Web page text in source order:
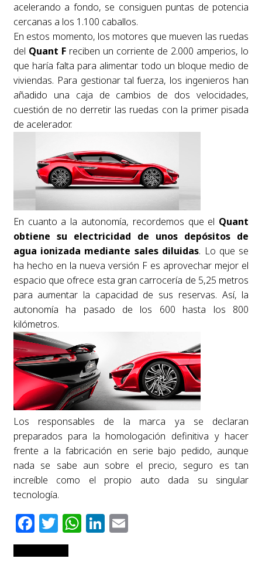
acelerando a fondo, se consiguen puntas de potencia
cercanas a los 1.100 caballos.
En estos momento, los motores que mueven las ruedas
del Quant F reciben un corriente de 2.000 amperios, lo
que haría falta para alimentar todo un bloque medio de
viviendas. Para gestionar tal fuerza, los ingenieros han
añadido una caja de cambios de dos velocidades,
cuestión de no derretir las ruedas con la primer pisada
de acelerador.
En cuanto a la autonomía, recordemos que el Quant
obtiene su electricidad de unos depósitos de
agua ionizada mediante sales diluidas. Lo que se
ha hecho en la nueva versión F es aprovechar mejor el
espacio que ofrece esta gran carrocería de 5,25 metros
para aumentar la capacidad de sus reservas. Así, la
autonomía ha pasado de los 600 hasta los 800
kilómetros.
Los responsables de la marca ya se declaran
preparados para la homologación definitiva y hacer
frente a la fabricación en serie bajo pedido, aunque
nada se sabe aun sobre el precio, seguro es tan
increíble como el propio auto dada su singular
tecnología.
Facebook
Twitter
WhatsApp
LinkedIn
Email